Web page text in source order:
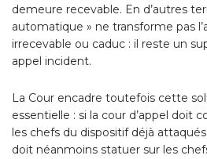
demeure recevable. En d’autres
automatique » ne transforme pas
irrecevable ou caduc : il reste un
appel incident.
La Cour encadre toutefois cette
essentielle : si la cour d’appel doit
les chefs du dispositif déjà attaqués
doit néanmoins statuer sur les